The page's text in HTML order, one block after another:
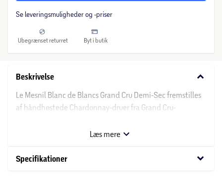
Se leveringsmuligheder og -priser
Ubegrænset returret Byt i butik
Beskrivelse keyboard_arrow_down
Le Mesnil Blanc de Blancs Grand Cru Demi-Sec fremstilles
af håndhøstede Chardonnay-druer fra Grand Cru-
klima giver elegance og finesse.
Læs mere
Specifikationer keyboard_arrow_down